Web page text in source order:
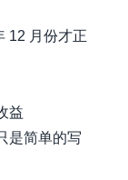
12 月份才正
益
是简单的写